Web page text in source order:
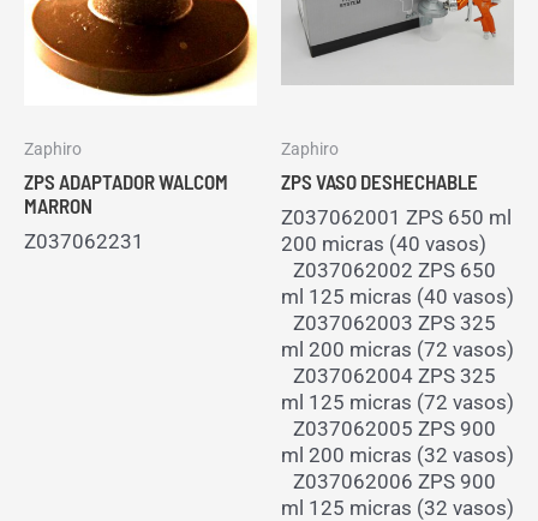
Zaphiro
ZPS ADAPTADOR WALCOM
MARRON
Z037062231
Zaphiro
ZPS VASO DESHECHABLE
Z037062001 ZPS 650 ml
200 micras (40 vasos)
Z037062002 ZPS 650
ml 125 micras (40 vasos)
Z037062003 ZPS 325
ml 200 micras (72 vasos)
Z037062004 ZPS 325
ml 125 micras (72 vasos)
Z037062005 ZPS 900
ml 200 micras (32 vasos)
Z037062006 ZPS 900
ml 125 micras (32 vasos)